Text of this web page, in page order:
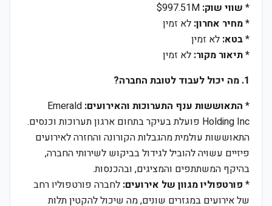
* שווי שוק:
*מחיר אחרון: לא זמין
*בטא: לא זמין
*תיאור מקור: לא זמין
1. מה יכול לעבוד לטובת החברה?
* התאוששות ענף התערוכות והאירועים: Emerald
Holding Inc פועלת בעיקר בתחום ארגון תערוכות וכנסים.
התאוששות עולמית מהגבלות הקורונה והחזרה לאירועים
פיזיים עשויה להוביל לגידול בביקוש לשירותי החברה,
בהיקף המשתתפים והמציגים, ובהכנסות.
* פורטפוליו מגוון של אירועים: לחברה פורטפוליו רחב
של אירועים במגזרים שונים, מה שיכול להקטין תלות